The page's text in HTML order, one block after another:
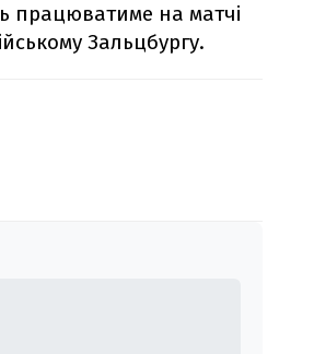
працюватиме на матчі
Зальцбургу.